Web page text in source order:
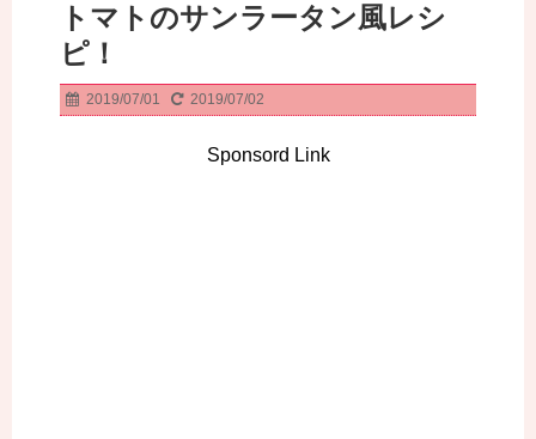
トマトのサンラータン風レシ
ピ！
2019/07/01 2019/07/02
Sponsord Link